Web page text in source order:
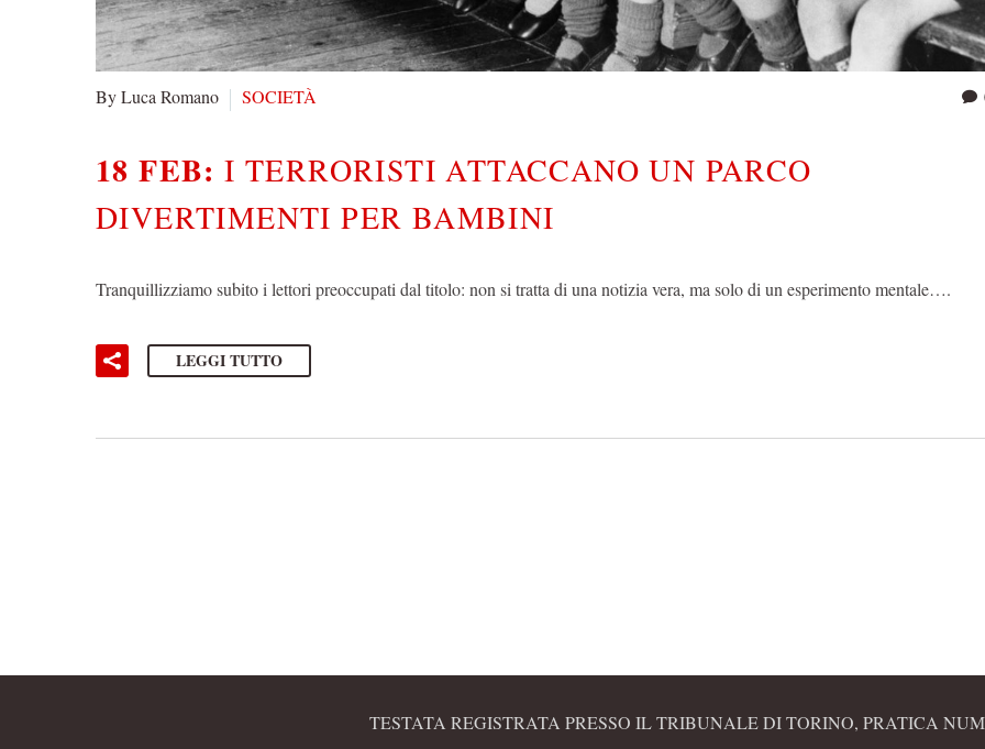
By Luca Romano SOCIETÀ
18 FEB:I TERRORISTI ATTACCANO UN PARCO
DIVERTIMENTI PER BAMBINI
Tranquillizziamo subito i lettori preoccupati dal titolo: non si tratta di una notizia vera, ma solo di un esperimento mentale….
LEGGI TUTTO
TESTATA REGISTRATA PRESSO IL TRIBUNALE DI TORINO, PRATICA